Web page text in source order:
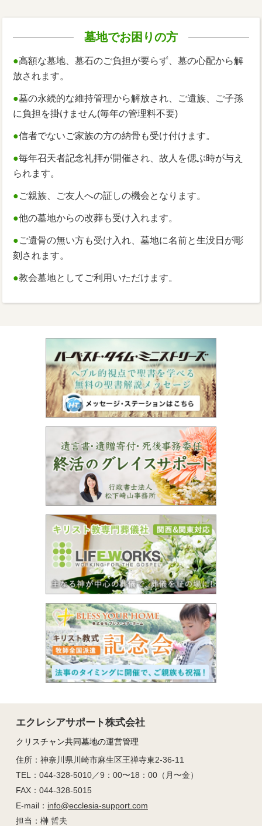
墓地でお困りの方
●高額な墓地、墓石のご負担が要らず、墓の心配から解
放されます。
●墓の永続的な維持管理から解放され、ご遺族、ご子孫
に負担を掛けません(毎年の管理料不要)
●信者でないご家族の方の納骨も受け付けます。
●毎年召天者記念礼拝が開催され、故人を偲ぶ時が与え
られます。
●ご親族、ご友人への証しの機会となります。
●他の墓地からの改葬も受け入れます。
●ご遺骨の無い方も受け入れ、墓地に名前と生没日が彫
刻されます。
●教会墓地としてご利用いただけます。
エクレシアサポート株式会社
クリスチャン共同墓地の運営管理
住所：神奈川県川崎市麻生区王禅寺東2-36-11
TEL：044-328-5010／9：00〜18：00（月〜金）
FAX：044-328-5015
E-mail： info@ecclesia-support.com
担当：榊 哲夫